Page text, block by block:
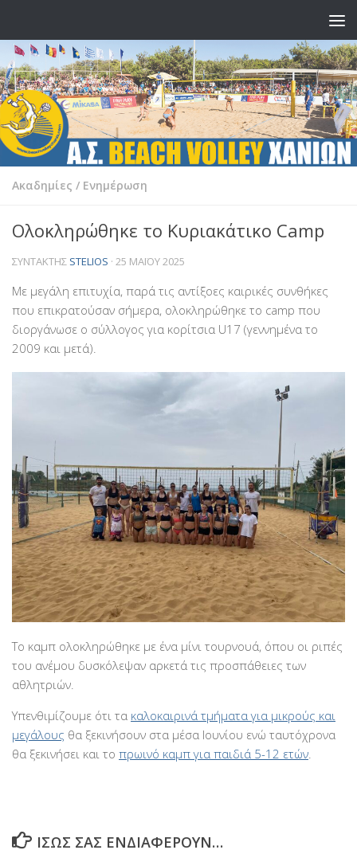
Ακαδημίες / Ενημέρωση
Ολοκληρώθηκε το Κυριακάτικο Camp
ΣΥΝΤΆΚΤΗΣ STELIOS · 25 ΜΑΪ́ΟΥ 2025
Με μεγάλη επιτυχία, παρά τις αντίξοες καιρικές συνθήκες
που επικρατούσαν σήμερα, ολοκληρώθηκε το camp που
διοργάνωσε ο σύλλογος για κορίτσια U17 (γεννημένα το
2009 και μετά).
Το καμπ ολοκληρώθηκε με ένα μίνι τουρνουά, όπου οι ριπές
του ανέμου δυσκόλεψαν αρκετά τις προσπάθειες των
αθλητριών.
Υπενθιμίζουμε ότι τα καλοκαιρινά τμήματα για μικρούς και
μεγάλους θα ξεκινήσουν στα μέσα Ιουνίου ενώ ταυτόχρονα
θα ξεκινήσει και το πρωινό καμπ για παιδιά 5-12 ετών
ΊΣΩΣ ΣΑΣ ΕΝΔΙΑΦΈΡΟΥΝ…